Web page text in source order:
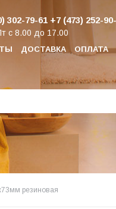
ДОСТАВКА ОПЛАТА
302-79-61 +7 (473) 252-
с 8.00 до 17.00
резиновая